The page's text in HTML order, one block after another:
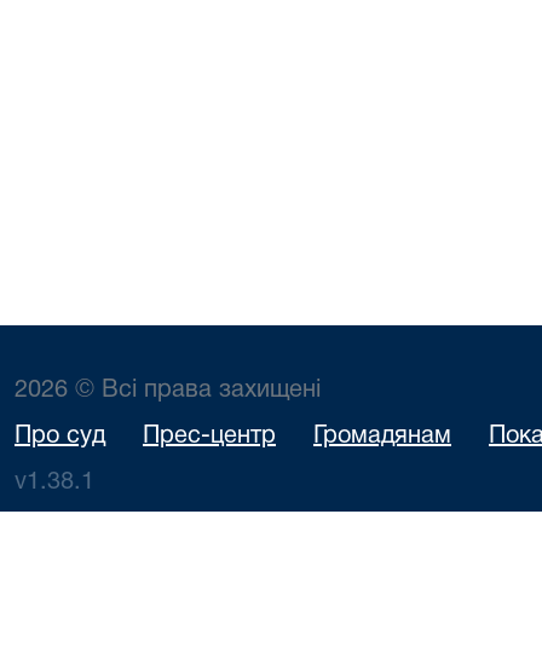
2026 © Всі права захищені
Про суд Прес-центр Громадянам
v1.38.1